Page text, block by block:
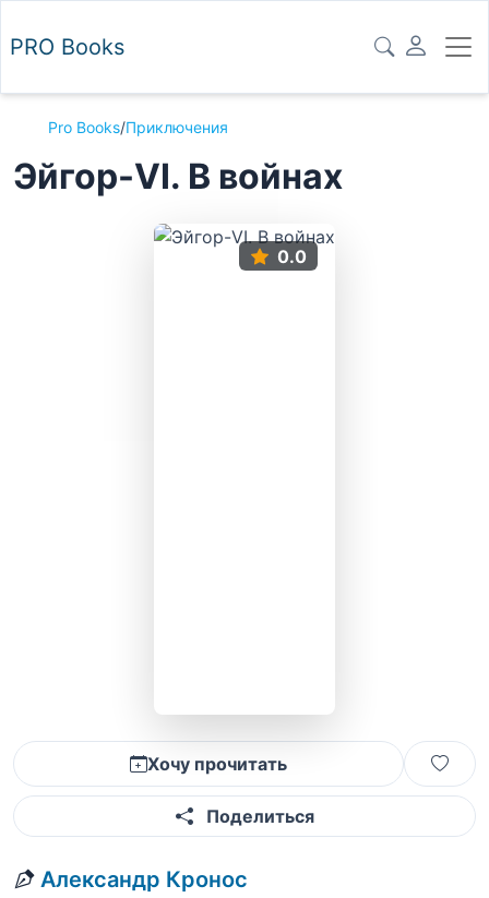
PRO Books
Pro Books/Приключения
Эйгор-VI. В войнах
0.0
Хочу прочитать
Поделиться
Александр Кронос